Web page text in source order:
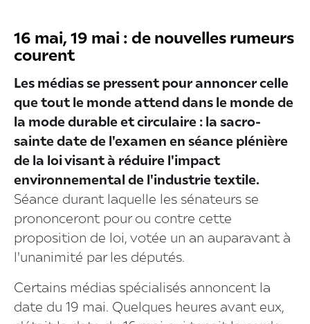
16 mai, 19 mai : de nouvelles rumeurs
courent
Les médias se pressent pour annoncer celle
que tout le monde attend dans le monde de
la mode durable et circulaire : la sacro-
sainte date de l'examen en séance plénière
de la loi visant à réduire l'impact
environnemental de l'industrie textile.
Séance durant laquelle les sénateurs se
prononceront pour ou contre cette
proposition de loi, votée un an auparavant à
l'unanimité par les députés.
Certains médias spécialisés annoncent la
date du 19 mai. Quelques heures avant eux,